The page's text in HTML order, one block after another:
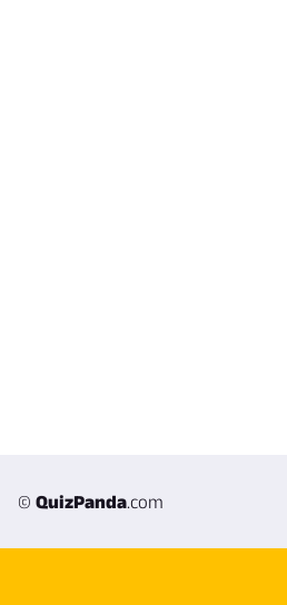
© QuizPanda.com